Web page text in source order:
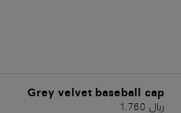
Grey velvet baseball cap
﷼ 1,760